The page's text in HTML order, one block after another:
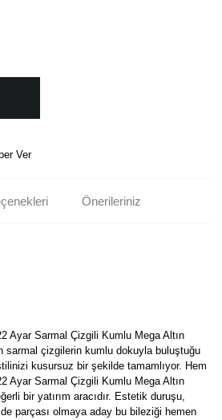
Ver
Önerileriniz
Ayar Sarmal Çizgili Kumlu Mega Altın
sarmal çizgilerin kumlu dokuyla buluştuğu
kusursuz bir şekilde tamamlıyor. Hem
Ayar Sarmal Çizgili Kumlu Mega Altın
bir yatırım aracıdır. Estetik duruşu,
parçası olmaya aday bu bileziği hemen